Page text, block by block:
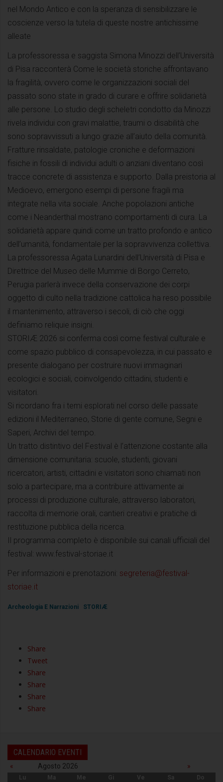
nel Mondo Antico e con la speranza di sensibilizzare le
coscienze verso la tutela di queste nostre antichissime
alleate
La professoressa e saggista Simona Minozzi dell’Università
di Pisa racconterà Come le società storiche affrontavano
la fragilità, ovvero come le organizzazioni sociali del
passato sono state in grado di curare e offrire solidarietà
alle persone. Lo studio degli scheletri condotto da Minozzi
rivela individui con gravi malattie, traumi o disabilità che
sono sopravvissuti a lungo grazie all’aiuto della comunità.
Fratture rinsaldate, patologie croniche e deformazioni
fisiche in fossili di individui adulti o anziani diventano così
tracce concrete di assistenza e supporto. Dalla preistoria al
Medioevo, emergono esempi di persone fragili ma
integrate nella vita sociale. Anche popolazioni antiche
come i Neanderthal mostrano comportamenti di cura. La
solidarietà appare quindi come un tratto profondo e antico
dell’umanità, fondamentale per la sopravvivenza collettiva.
La professoressa Agata Lunardini dell’Università di Pisa e
Direttrice del Museo delle Mummie di Borgo Cerreto,
Perugia parlerà invece della conservazione dei corpi
oggetto di culto nella tradizione cattolica ha reso possibile
il mantenimento, attraverso i secoli, di ciò che oggi
definiamo reliquie insigni.
STORIÆ 2026 si conferma così come festival culturale e
come spazio pubblico di consapevolezza, in cui passato e
presente dialogano per costruire nuovi immaginari
ecologici e sociali, coinvolgendo cittadini, studenti e
visitatori.
Si ricordano fra i temi esplorati nel corso delle passate
edizioni il Mediterraneo, Storie di gente comune, Segni e
Saperi, Archivi del tempo.
Un tratto distintivo del Festival è l’attenzione costante alla
dimensione comunitaria: scuole, studenti, giovani
ricercatori, artisti, cittadini e visitatori sono chiamati non
solo a partecipare, ma a contribuire attivamente ai
processi di produzione culturale, attraverso laboratori,
raccolta di memorie orali, cantieri creativi e pratiche di
restituzione pubblica della ricerca.
Il programma completo è disponibile sui canali ufficiali del
festival: www.festival-storiae.it
Per informazioni e prenotazioni: segreteria@festival-
storiae.it
Archeologia E Narrazioni STORIÆ
Share
Tweet
Share
Share
Share
Share
CALENDARIO EVENTI
« Agosto 2026 »
Lu Ma Me Gi Ve Sa
Do